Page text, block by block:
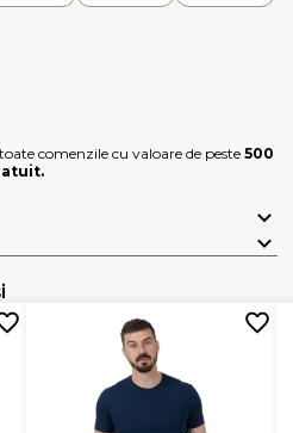
comenzile cu valoare de peste500